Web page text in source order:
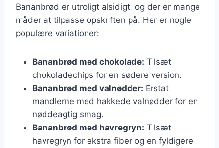
Bananbrød er utroligt alsidigt, og der er mange
måder at tilpasse opskriften på. Her er nogle
populære variationer:
Bananbrød med chokolade: Tilsæt
chokoladechips for en sødere version.
Bananbrød med valnødder: Erstat
mandlerne med hakkede valnødder for en
nøddeagtig smag.
Bananbrød med havregryn: Tilsæt
havregryn for ekstra fiber og en fyldigere